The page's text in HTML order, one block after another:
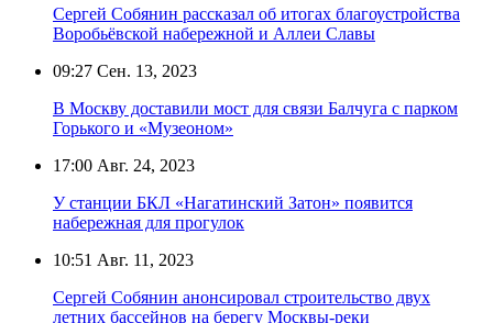
Сергей Собянин рассказал об итогах благоустройства
Воробьёвской набережной и Аллеи Славы
09:27 Сен. 13, 2023
В Москву доставили мост для связи Балчуга с парком
Горького и «Музеоном»
17:00 Авг. 24, 2023
У станции БКЛ «Нагатинский Затон» появится
набережная для прогулок
10:51 Авг. 11, 2023
Сергей Собянин анонсировал строительство двух
летних бассейнов на берегу Москвы-реки